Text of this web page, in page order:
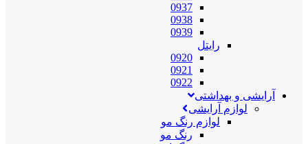
0937
0938
0939
رایتل
0920
0921
0922
آرایشی و بهداشتی
لوازم آرایشی
لوازم رنگ مو
رنگ مو